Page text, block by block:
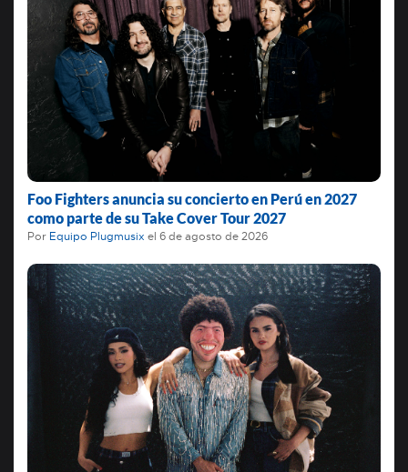
Foo Fighters anuncia su concierto en Perú en 2027
como parte de su Take Cover Tour 2027
Por Equipo Plugmusix el 6 de agosto de 2026